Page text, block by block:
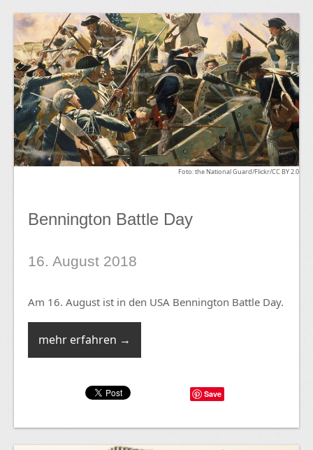
Foto: the National Guard/Flickr/CC BY 2.0
Bennington Battle Day
16. August 2018
Am 16. August ist in den USA Bennington Battle Day.
mehr erfahren →
Save